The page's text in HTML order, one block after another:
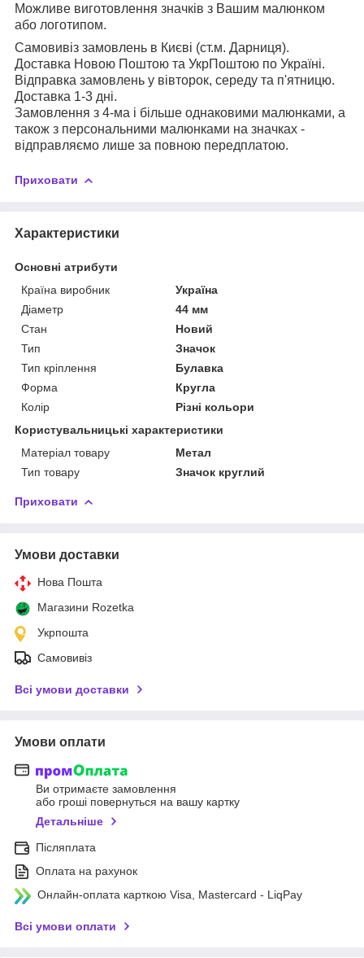
Можливе виготовлення значків з Вашим малюнком
або логотипом.
Самовивіз замовлень в Києві (ст.м. Дарниця).
Доставка Новою Поштою та УкрПоштою по Україні.
Відправка замовлень у вівторок, середу та п'ятницю.
Доставка 1-3 дні.
Замовлення з 4-ма і більше однаковими малюнками, а
також з персональними малюнками на значках -
відправляємо лише за повною передплатою.
Приховати
Характеристики
Основні атрибути
Країна виробник
Україна
Діаметр
44 мм
Стан
Новий
Тип
Значок
Тип кріплення
Булавка
Форма
Кругла
Колір
Різні кольори
Користувальницькі характеристики
Матеріал товару
Метал
Тип товару
Значок круглий
Приховати
Умови доставки
Нова Пошта
Магазини Rozetka
Укрпошта
Самовивіз
Всі умови доставки
Умови оплати
Ви отримаєте замовлення
або гроші повернуться на вашу картку
Детальніше
Післяплата
Оплата на рахунок
Онлайн-оплата карткою Visa, Mastercard - LiqPay
Всі умови оплати